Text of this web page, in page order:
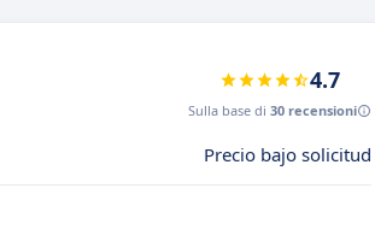
4.7
Sulla base di 30 recensioni
Precio bajo solicitud